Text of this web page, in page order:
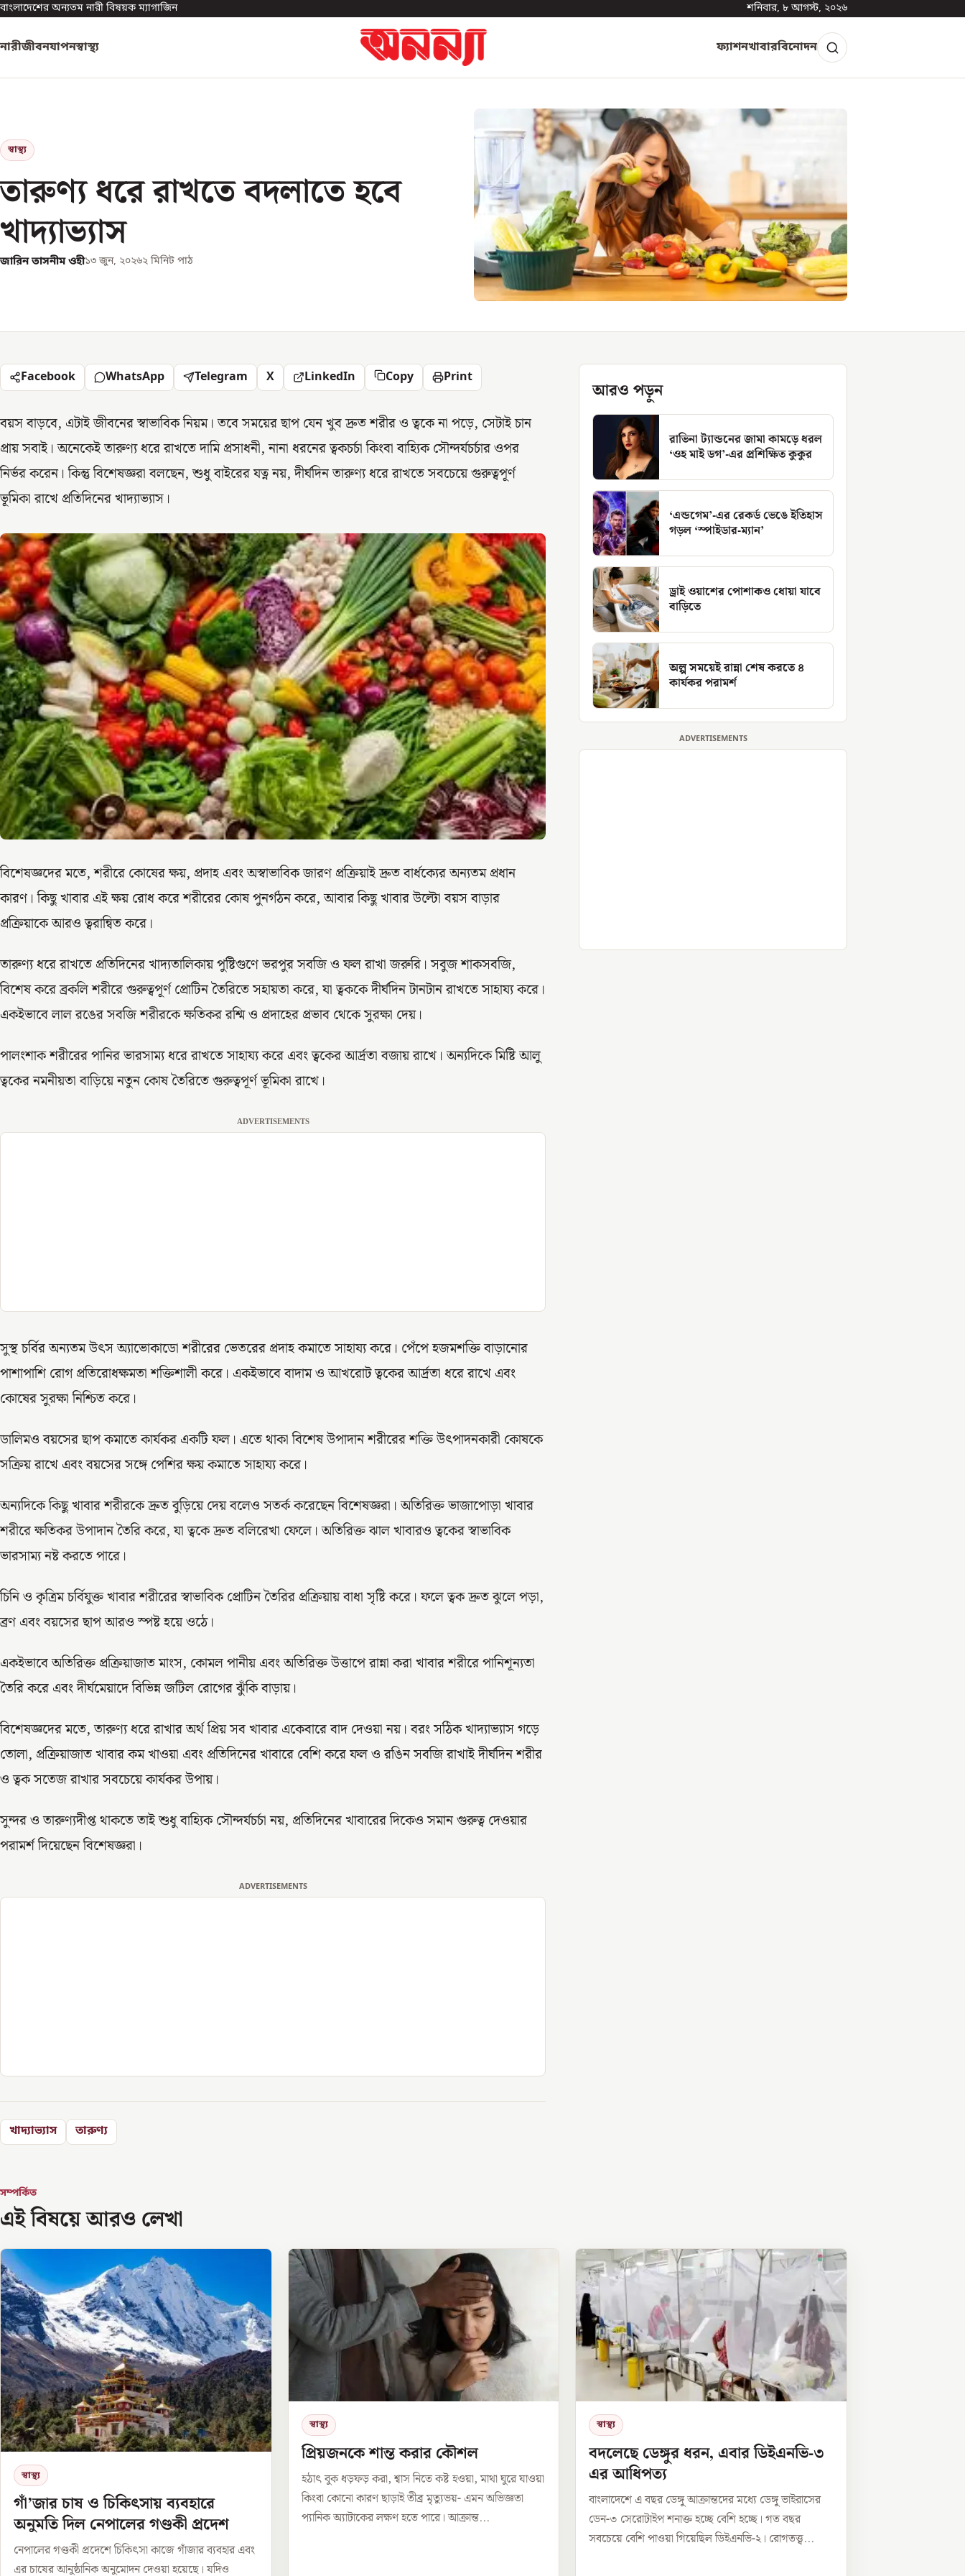
বাংলাদেশের অন্যতম নারী বিষয়ক ম্যাগাজিন শনিবার, ৮ আগস্ট, ২০২৬
নারীজীবনযাপনস্বাস্থ্য ফ্যাশনখাবারবিনোদন
স্বাস্থ্য
তারুণ্য ধরে রাখতে বদলাতে হবে
খাদ্যাভ্যাস
জারিন তাসনীম ওহী১৩ জুন, ২০২৬২ মিনিট পাঠ
Facebook WhatsApp Telegram X LinkedIn Copy Print
বয়স বাড়বে, এটাই জীবনের স্বাভাবিক নিয়ম। তবে সময়ের ছাপ যেন খুব দ্রুত শরীর ও ত্বকে না পড়ে, সেটাই চান
প্রায় সবাই। অনেকেই তারুণ্য ধরে রাখতে দামি প্রসাধনী, নানা ধরনের ত্বকচর্চা কিংবা বাহ্যিক সৌন্দর্যচর্চার ওপর
নির্ভর করেন। কিন্তু বিশেষজ্ঞরা বলছেন, শুধু বাইরের যত্ন নয়, দীর্ঘদিন তারুণ্য ধরে রাখতে সবচেয়ে গুরুত্বপূর্ণ
ভূমিকা রাখে প্রতিদিনের খাদ্যাভ্যাস।
বিশেষজ্ঞদের মতে, শরীরে কোষের ক্ষয়, প্রদাহ এবং অস্বাভাবিক জারণ প্রক্রিয়াই দ্রুত বার্ধক্যের অন্যতম প্রধান
কারণ। কিছু খাবার এই ক্ষয় রোধ করে শরীরের কোষ পুনর্গঠন করে, আবার কিছু খাবার উল্টো বয়স বাড়ার
প্রক্রিয়াকে আরও ত্বরান্বিত করে।
তারুণ্য ধরে রাখতে প্রতিদিনের খাদ্যতালিকায় পুষ্টিগুণে ভরপুর সবজি ও ফল রাখা জরুরি। সবুজ শাকসবজি,
বিশেষ করে ব্রকলি শরীরে গুরুত্বপূর্ণ প্রোটিন তৈরিতে সহায়তা করে, যা ত্বককে দীর্ঘদিন টানটান রাখতে সাহায্য করে।
একইভাবে লাল রঙের সবজি শরীরকে ক্ষতিকর রশ্মি ও প্রদাহের প্রভাব থেকে সুরক্ষা দেয়।
পালংশাক শরীরের পানির ভারসাম্য ধরে রাখতে সাহায্য করে এবং ত্বকের আর্দ্রতা বজায় রাখে। অন্যদিকে মিষ্টি আলু
ত্বকের নমনীয়তা বাড়িয়ে নতুন কোষ তৈরিতে গুরুত্বপূর্ণ ভূমিকা রাখে।
ADVERTISEMENTS
সুস্থ চর্বির অন্যতম উৎস অ্যাভোকাডো শরীরের ভেতরের প্রদাহ কমাতে সাহায্য করে। পেঁপে হজমশক্তি বাড়ানোর
পাশাপাশি রোগ প্রতিরোধক্ষমতা শক্তিশালী করে। একইভাবে বাদাম ও আখরোট ত্বকের আর্দ্রতা ধরে রাখে এবং
কোষের সুরক্ষা নিশ্চিত করে।
ডালিমও বয়সের ছাপ কমাতে কার্যকর একটি ফল। এতে থাকা বিশেষ উপাদান শরীরের শক্তি উৎপাদনকারী কোষকে
সক্রিয় রাখে এবং বয়সের সঙ্গে পেশির ক্ষয় কমাতে সাহায্য করে।
অন্যদিকে কিছু খাবার শরীরকে দ্রুত বুড়িয়ে দেয় বলেও সতর্ক করেছেন বিশেষজ্ঞরা। অতিরিক্ত ভাজাপোড়া খাবার
শরীরে ক্ষতিকর উপাদান তৈরি করে, যা ত্বকে দ্রুত বলিরেখা ফেলে। অতিরিক্ত ঝাল খাবারও ত্বকের স্বাভাবিক
ভারসাম্য নষ্ট করতে পারে।
চিনি ও কৃত্রিম চর্বিযুক্ত খাবার শরীরের স্বাভাবিক প্রোটিন তৈরির প্রক্রিয়ায় বাধা সৃষ্টি করে। ফলে ত্বক দ্রুত ঝুলে পড়া,
ব্রণ এবং বয়সের ছাপ আরও স্পষ্ট হয়ে ওঠে।
একইভাবে অতিরিক্ত প্রক্রিয়াজাত মাংস, কোমল পানীয় এবং অতিরিক্ত উত্তাপে রান্না করা খাবার শরীরে পানিশূন্যতা
তৈরি করে এবং দীর্ঘমেয়াদে বিভিন্ন জটিল রোগের ঝুঁকি বাড়ায়।
বিশেষজ্ঞদের মতে, তারুণ্য ধরে রাখার অর্থ প্রিয় সব খাবার একেবারে বাদ দেওয়া নয়। বরং সঠিক খাদ্যাভ্যাস গড়ে
তোলা, প্রক্রিয়াজাত খাবার কম খাওয়া এবং প্রতিদিনের খাবারে বেশি করে ফল ও রঙিন সবজি রাখাই দীর্ঘদিন শরীর
ও ত্বক সতেজ রাখার সবচেয়ে কার্যকর উপায়।
সুন্দর ও তারুণ্যদীপ্ত থাকতে তাই শুধু বাহ্যিক সৌন্দর্যচর্চা নয়, প্রতিদিনের খাবারের দিকেও সমান গুরুত্ব দেওয়ার
পরামর্শ দিয়েছেন বিশেষজ্ঞরা।
ADVERTISEMENTS
খাদ্যাভ্যাস তারুণ্য
আরও পড়ুন
রাভিনা ট্যান্ডনের জামা কামড়ে ধরল
‘ওহ মাই ডগ’-এর প্রশিক্ষিত কুকুর
‘এন্ডগেম’-এর রেকর্ড ভেঙে ইতিহাস
গড়ল ‘স্পাইডার-ম্যান’
ড্রাই ওয়াশের পোশাকও ধোয়া যাবে
বাড়িতে
অল্প সময়েই রান্না শেষ করতে ৪
কার্যকর পরামর্শ
ADVERTISEMENTS
সম্পর্কিত
এই বিষয়ে আরও লেখা
স্বাস্থ্য
গাঁ’জার চাষ ও চিকিৎসায় ব্যবহারে
অনুমতি দিল নেপালের গণ্ডকী প্রদেশ
নেপালের গণ্ডকী প্রদেশে চিকিৎসা কাজে গাঁজার ব্যবহার এবং
এর চাষের আনুষ্ঠানিক অনুমোদন দেওয়া হয়েছে। যদিও
স্বাস্থ্য
প্রিয়জনকে শান্ত করার কৌশল
হঠাৎ বুক ধড়ফড় করা, শ্বাস নিতে কষ্ট হওয়া, মাথা ঘুরে যাওয়া
কিংবা কোনো কারণ ছাড়াই তীব্র মৃত্যুভয়- এমন অভিজ্ঞতা
প্যানিক অ্যাটাকের লক্ষণ হতে পারে। আক্রান্ত...
স্বাস্থ্য
বদলেছে ডেঙ্গুর ধরন, এবার ডিইএনভি-৩
এর আধিপত্য
বাংলাদেশে এ বছর ডেঙ্গু আক্রান্তদের মধ্যে ডেঙ্গু ভাইরাসের
ডেন-৩ সেরোটাইপ শনাক্ত হচ্ছে বেশি হচ্ছে। গত বছর
সবচেয়ে বেশি পাওয়া গিয়েছিল ডিইএনভি-২। রোগতত্ত্ব...